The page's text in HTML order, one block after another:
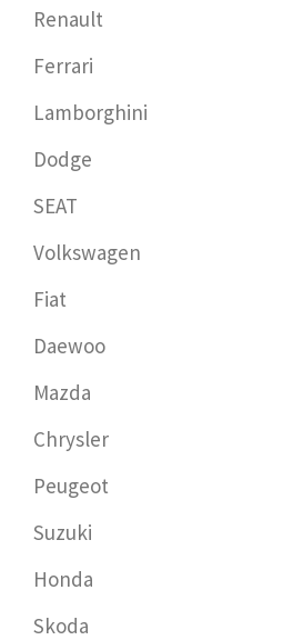
Renault
Ferrari
Lamborghini
Dodge
SEAT
Volkswagen
Fiat
Daewoo
Mazda
Chrysler
Peugeot
Suzuki
Honda
Skoda